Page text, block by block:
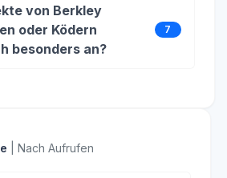
von Berkley
oder Ködern
besonders an?
7
| Nach Aufrufen